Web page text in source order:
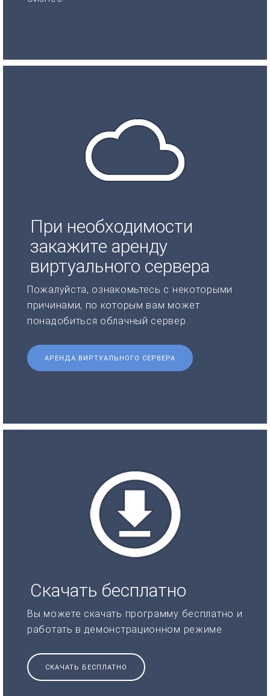
При необходимости
закажите аренду
виртуального сервера
Пожалуйста, ознакомьтесь с некоторыми
причинами, по которым вам может
понадобиться облачный сервер.
АРЕНДА ВИРТУАЛЬНОГО СЕРВЕРА
Скачать бесплатно
Вы можете скачать программу бесплатно и
работать в демонстрационном режиме
СКАЧАТЬ БЕСПЛАТНО